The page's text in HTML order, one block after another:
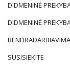
DIDMENINĖ
DIDMENINĖ
SUSISIEKITE